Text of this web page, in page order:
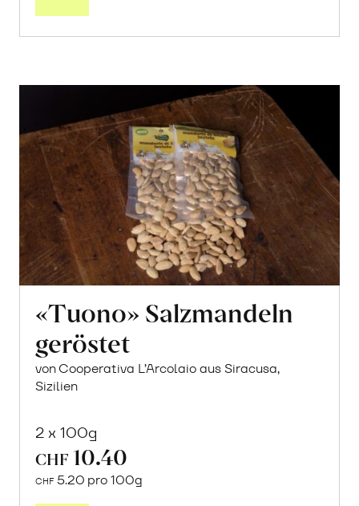
«Tuono» Salzmandeln
geröstet
von Cooperativa L’Arcolaio aus Siracusa,
Sizilien
2 x 100g
CHF 10.40
CHF 5.20 pro 100g